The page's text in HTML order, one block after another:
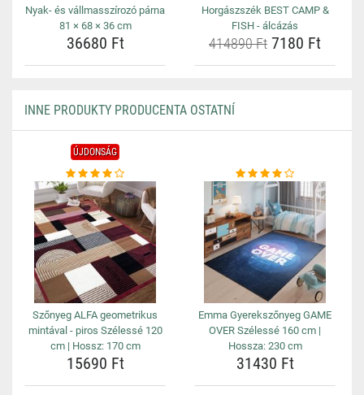
Nyak- és vállmasszírozó párna
81 × 68 × 36 cm
36680 Ft
Horgászszék BEST CAMP &
FISH - álcázás
414890 Ft 7180 Ft
INNE PRODUKTY PRODUCENTA OSTATNÍ
ÚJDONSÁG
Szőnyeg ALFA geometrikus
mintával - piros Szélessé 120
cm | Hossz: 170 cm
15690 Ft
Emma Gyerekszőnyeg GAME
OVER Szélessé 160 cm |
Hossza: 230 cm
31430 Ft